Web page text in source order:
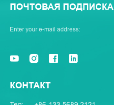
ПОЧТОВАЯ ПОДПИСКА
КОНТАКТ